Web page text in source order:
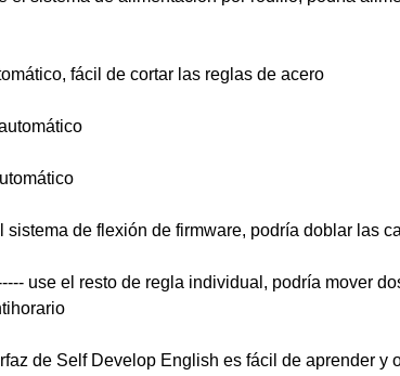
fácil de cortar las reglas de acero
sistema de flexión de firmware, podría doblar las
use el resto de regla individual, podría mover
de Self Develop English es fácil de aprender y